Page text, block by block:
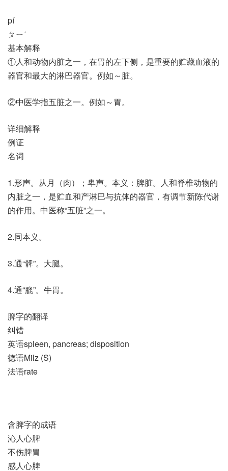
pí
ㄆㄧˊ
基本解释
①人和动物内脏之一，在胃的左下侧，是重要的贮藏血液的
器官和最大的淋巴器官。例如～脏。
②中医学指五脏之一。例如～胃。
详细解释
例证
名词
1.形声。从月（肉）；卑声。本义：脾脏。人和脊椎动物的
内脏之一，是贮血和产淋巴与抗体的器官，有调节新陈代谢
的作用。中医称“五脏”之一。
2.同本义。
3.通“髀”。大腿。
4.通“膍”。牛胃。
脾字的翻译
纠错
英语spleen, pancreas; disposition
德语Milz (S)
法语rate
含脾字的成语
沁人心脾
不伤脾胃
感人心脾